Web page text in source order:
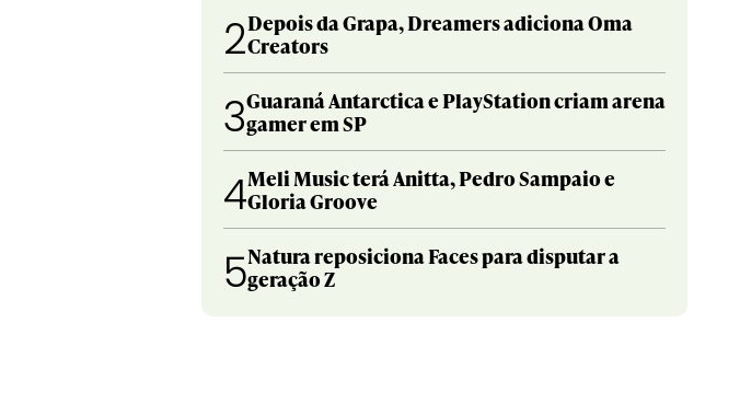
2Depois da Grapa, Dreamers adiciona Oma
Creators
3Guaraná Antarctica e PlayStation criam arena
gamer em SP
4Meli Music terá Anitta, Pedro Sampaio e
Gloria Groove
5Natura reposiciona Faces para disputar a
geração Z